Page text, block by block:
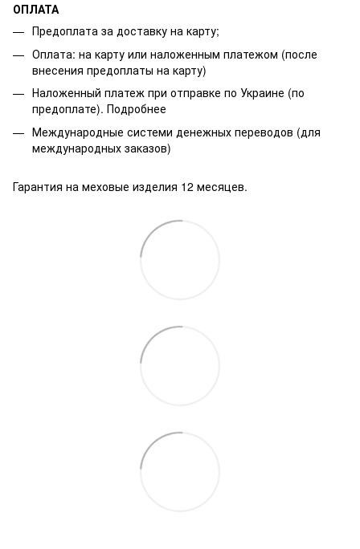
ОПЛАТА
Предоплата за доставку на карту;
Оплата: на карту или наложенным платежом (после
внесения предоплаты на карту)
Наложенный платеж при отправке по Украине (по
предоплате). Подробнее
Международные системи денежных переводов (для
международных заказов)
Гарантия на меховые изделия 12 месяцев.